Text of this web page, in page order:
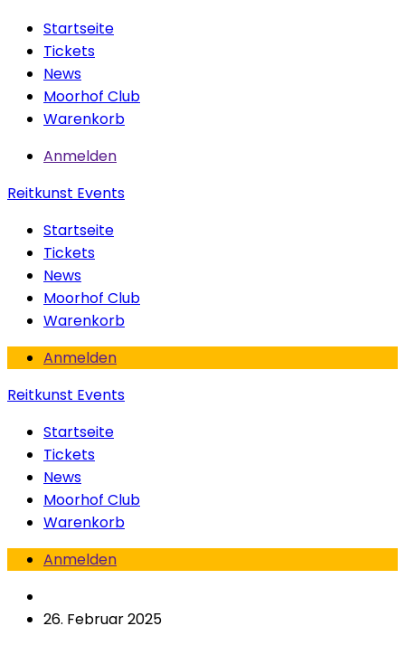
Startseite
Tickets
News
Moorhof Club
Warenkorb
Anmelden
Reitkunst Events
Startseite
Tickets
News
Moorhof Club
Warenkorb
Anmelden
Reitkunst Events
Startseite
Tickets
News
Moorhof Club
Warenkorb
Anmelden
26. Februar 2025